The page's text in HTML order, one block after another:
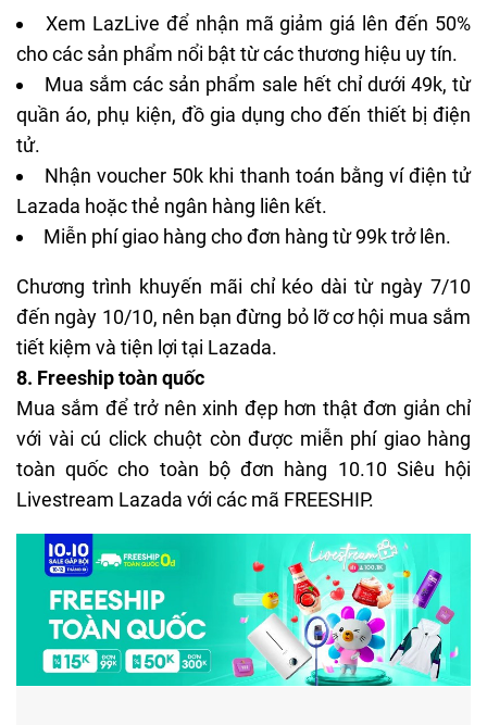
Xem LazLive để nhận mã giảm giá lên đến 50%
cho các sản phẩm nổi bật từ các thương hiệu uy tín.
Mua sắm các sản phẩm sale hết chỉ dưới 49k, từ
quần áo, phụ kiện, đồ gia dụng cho đến thiết bị điện
tử.
Nhận voucher 50k khi thanh toán bằng ví điện tử
Lazada hoặc thẻ ngân hàng liên kết.
Miễn phí giao hàng cho đơn hàng từ 99k trở lên.
Chương trình khuyến mãi chỉ kéo dài từ ngày 7/10
đến ngày 10/10, nên bạn đừng bỏ lỡ cơ hội mua sắm
tiết kiệm và tiện lợi tại Lazada.
8. Freeship toàn quốc
Mua sắm để trở nên xinh đẹp hơn thật đơn giản chỉ
với vài cú click chuột còn được miễn phí giao hàng
toàn quốc cho toàn bộ đơn hàng 10.10 Siêu hội
Livestream Lazada với các mã FREESHIP.